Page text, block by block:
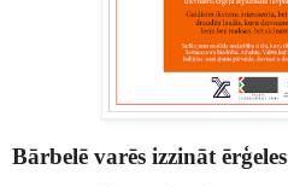
Bārbelē varēs izzināt ērģeles